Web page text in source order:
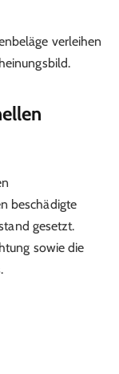
verleihen
beschädigte
gesetzt.
sowie die